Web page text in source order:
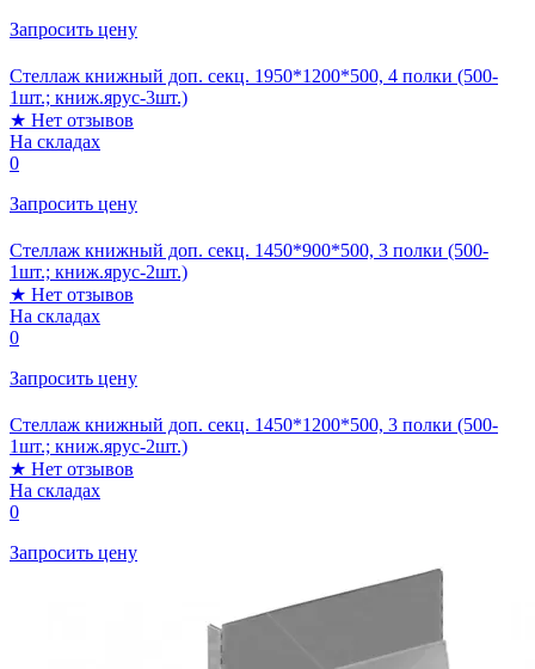
Запросить цену
Стеллаж книжный доп. секц. 1950*1200*500, 4 полки (500-
1шт.; книж.ярус-3шт.)
★ Нет отзывов
На складах
0
Запросить цену
Стеллаж книжный доп. секц. 1450*900*500, 3 полки (500-
1шт.; книж.ярус-2шт.)
★ Нет отзывов
На складах
0
Запросить цену
Стеллаж книжный доп. секц. 1450*1200*500, 3 полки (500-
1шт.; книж.ярус-2шт.)
★ Нет отзывов
На складах
0
Запросить цену